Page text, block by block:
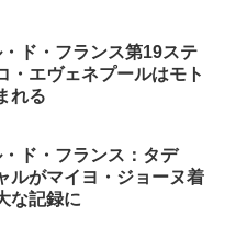
ド・フランス第19ステ
エヴェネプールはモト
れる
ド・フランス：タデ
ルがマイヨ・ジョーヌ着
な記録に